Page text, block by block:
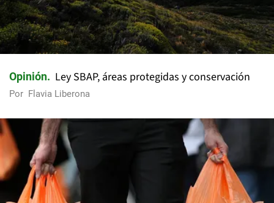
Opinión Ley SBAP, áreas protegidas y conservación
Por Flavia Liberona